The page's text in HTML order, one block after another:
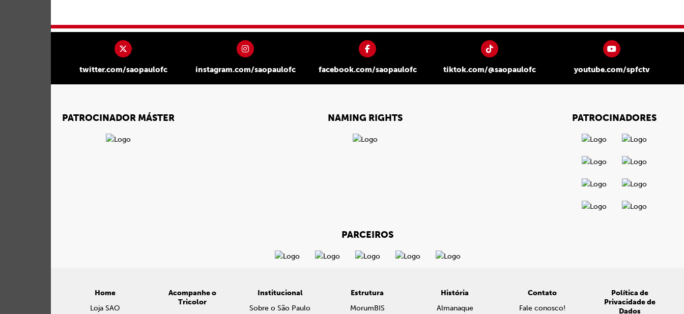
twitter.com/saopaulofc instagram.com/saopaulofc facebook.com/saopaulofc tiktok.com/@saopaulofc youtube.com/spfctv
PATROCINADOR MÁSTER NAMING RIGHTS PATROCINADORES
PARCEIROS
Home
Loja SAO
Acompanhe o
Tricolor
Institucional
Sobre o São Paulo
Estrutura
MorumBIS
História
Almanaque
Contato
Fale conosco!
Política de
Privacidade de
Dados